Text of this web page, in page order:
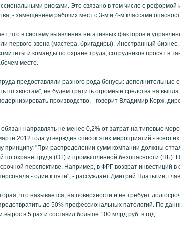
рисками. Это связано в том числе с реформой
- замещением рабочих мест с 3-м и 4-м классами
что в систему выявления негативных факторов и
первого звена (мастера, бригадиры). Иностранный
и команды по охране труда, сотрудников просят в
месте.
предоставляли разного рода бонусы: дополнительные
по хвостам", не будем тратить огромные средства на
производство, - говорит Владимир Корж,
направлять не менее 0,2% от затрат на типовые
2012 года утвержден список этих мероприятий - всего
принципу. "При распределении сумм компании должны
по охране труда (ОТ) и промышленной безопасности (ПБ).
перспективе. Например, в ФРГ возврат
- один к пяти", - рассуждает Дмитрий Платыгин,
что называется, на поверхности и не требует
до 50% профессиональных патологий. По
вырос в 5 раз и составил больше 100 млрд руб. в год.